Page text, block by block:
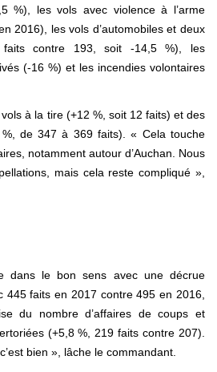
%), les vols avec violence à l’arme
2016), les vols d’automobiles et deux
faits contre 193, soit -14,5 %), les
(-16 %) et les incendies volontaires
à la tire (+12 %, soit 12 faits) et des
de 347 à 369 faits). « Cela touche
notamment autour d’Auchan. Nous
mais cela reste compliqué »,
dans le bon sens avec une décrue
445 faits en 2017 contre 495 en 2016,
du nombre d’affaires de coups et
(+5,8 %, 219 faits contre 207).
bien », lâche le commandant.